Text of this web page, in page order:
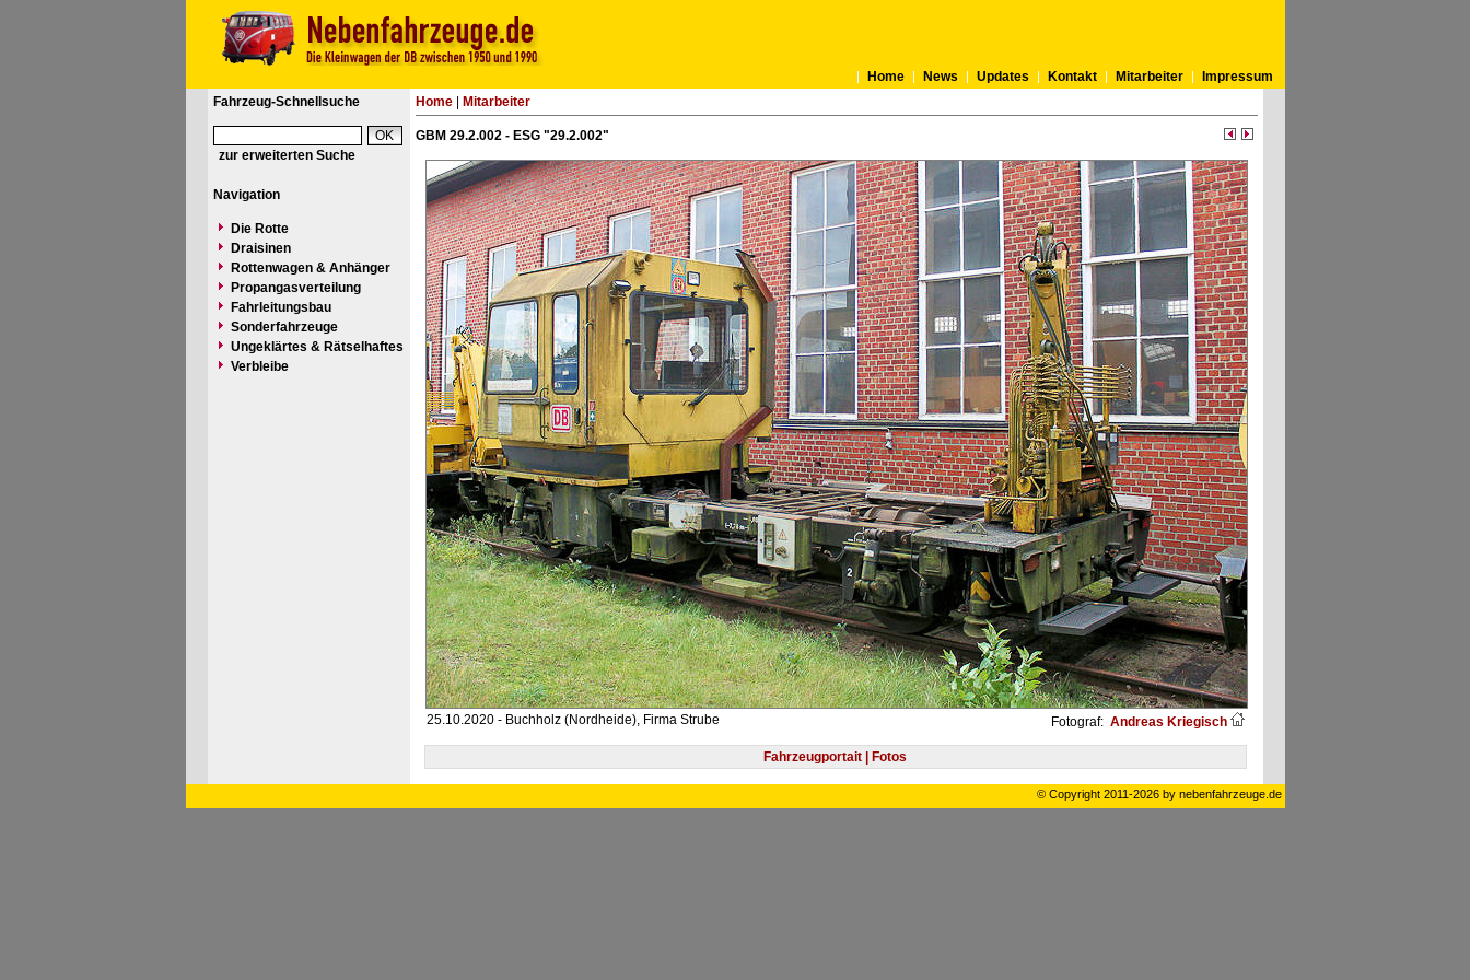
Home News Updates Kontakt Mitarbeiter
Impressum
Fahrzeug-Schnellsuche
zur erweiterten Suche
Navigation
Die Rotte
Draisinen
Rottenwagen & Anhänger
Propangasverteilung
Fahrleitungsbau
Sonderfahrzeuge
Ungeklärtes & Rätselhaftes
Verbleibe
Home| Mitarbeiter
GBM 29.2.002 - ESG "29.2.002"
25.10.2020 - Buchholz (Nordheide), Firma Strube Fotograf: Andreas Kriegisch
Fahrzeugportait | Fotos
© Copyright 2011-2026 by nebenfahrzeuge.de